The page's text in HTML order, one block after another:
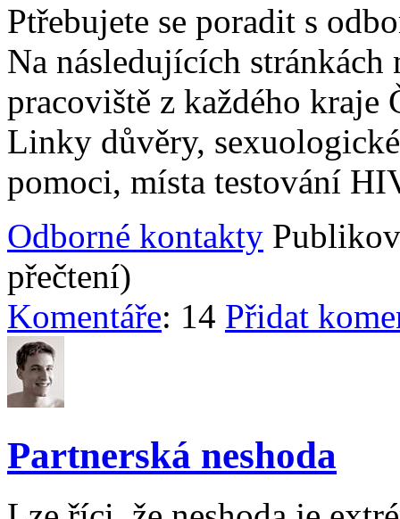
Ptřebujete se poradit s
Na následujících stránkách
pracoviště z každého kraje
Linky důvěry,
pomoci, místa testování
Odborné kontakty
přečtení)
Komentáře: 14 Přidat
Partnerská neshoda